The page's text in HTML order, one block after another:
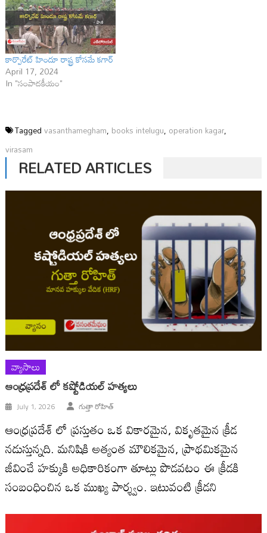
కార్పొరేట్‌ హిందూ రాష్ట్ర కోసమే కగార్‌
April 17, 2024
In "సంపాదకీయం"
Taggedvasanthamegham, books intelugu, operation kagar,
virasam
RELATED ARTICLES
వ్యాసాలు
ఆంధ్రప్రదేశ్ లో కష్టోడియల్ హత్యలు
July 1, 2026 గుత్తా రోహిత్
ఆంధ్రప్రదేశ్ లో ప్రస్తుతం ఒక వికారమైన, వికృతమైన క్రీడ
నడుస్తున్నది. మనిషికి అత్యంత మౌలికమైన, ప్రాథమికమైన
జీవించే హక్కుకి అధికారికంగా తూట్లు పొడవటం ఈ క్రీడకి
సంబంధించిన ఒక ముఖ్య పార్శ్వం. ఇటువంటి క్రీడని